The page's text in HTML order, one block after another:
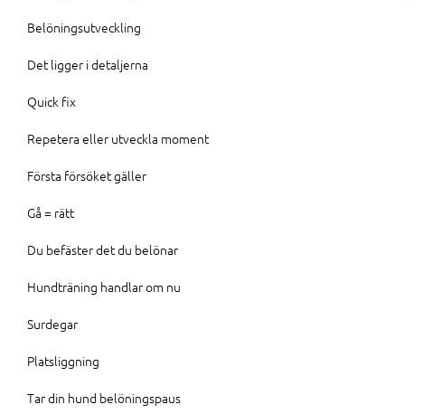
Belöningsutveckling
Det ligger i detaljerna
Quick fix
Repetera eller utveckla moment
Första försöket gäller
Gå = rätt
Du befäster det du belönar
Hundträning handlar om nu
Surdegar
Platsliggning
Tar din hund belöningspaus